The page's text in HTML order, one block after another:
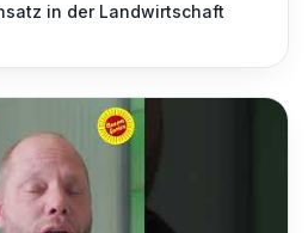
in der Landwirtschaft